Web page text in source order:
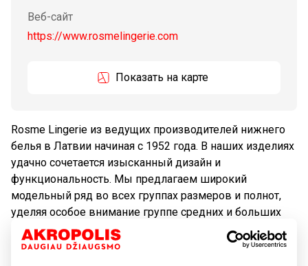
Веб-сайт
https://www.rosmelingerie.com
Показать на карте
Rosme Lingerie из ведущих производителей нижнего
белья в Латвии начиная с 1952 года. В наших изделиях
удачно сочетается изысканный дизайн и
функциональность. Мы предлагаем широкий
модельный ряд во всех группах размеров и полнот,
уделяя особое внимание группе средних и больших
размеров. Одним из принципов бренда является
использование в производстве только